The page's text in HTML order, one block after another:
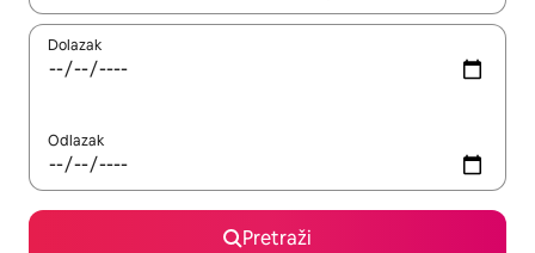
Dolazak
Odlazak
Pretraži